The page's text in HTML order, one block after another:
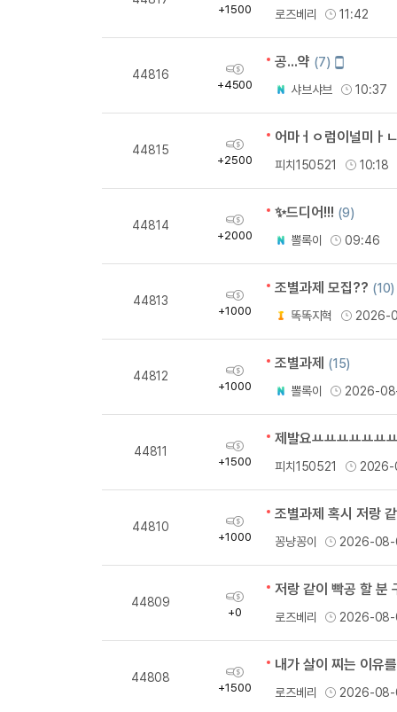
득
+1500
로즈베리
11:42
44816
획
득
+4500
공...약 (7) 모
일
샤브샤브 10:37
44815
획
득
+2500
어마ㅓㅇ럼이널미ㅏ
피치150521 10:18
44814
획
득
+2000
✨드디어!!! (9)
뽈록이
09:46
44813
획
득
+1000
조별과제 모집?? (10)
똑똑지혁
2026-
44812
획
득
+1000
조별과제 (15)
뽈록이
2026-
44811
획
득
+1500
제발요ㅛㅛㅛㅛㅛㅛ
피치150521
44810
획
득
+1000
조별과제 혹시 저랑
꽁냥꽁이 2026-
44809
획
득
+0
저랑 같이 빡공 할 분
로즈베리 2026-
44808
획
득
+1500
내가 살이 찌는 이유
로즈베리 2026-